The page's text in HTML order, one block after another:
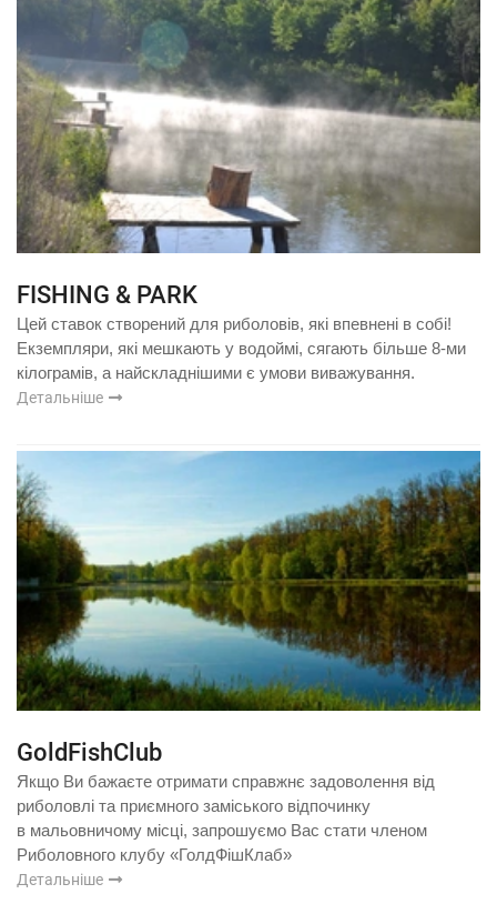
FISHING & PARK
Цей ставок створений для риболовів, які впевнені в собі!
Екземпляри, які мешкають у водоймі, сягають більше 8-ми
кілограмів, а найскладнішими є умови виважування.
Детальніше
GoldFishClub
Якщо Ви бажаєте отримати справжнє задоволення від
риболовлі та приємного заміського відпочинку
в мальовничому місці, запрошуємо Вас стати членом
Риболовного клубу «ГолдФішКлаб»
Детальніше